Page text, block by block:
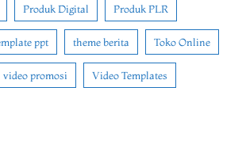
Produk Digital Produk PLR
ppt theme berita Toko Online
video promosi Video Templates